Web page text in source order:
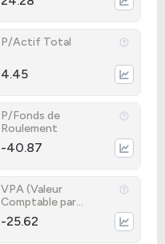
P/Actif Total
4.45
P/Fonds de
Roulement
-40.87
VPA (Valeur
Comptable par
Action)
-25.62